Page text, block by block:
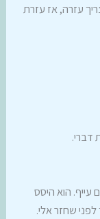
עזרה, אז עזרת
דברי.
עייף. הוא היסס
שחזר אלי.